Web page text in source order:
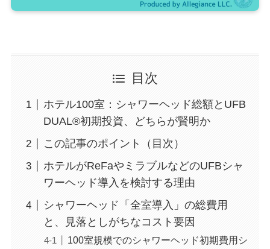
目次
ホテル100室：シャワーヘッド総額とUFB
DUAL®初期投資、どちらが賢明か
この記事のポイント（目次）
ホテルがReFaやミラブルなどのUFBシャ
ワーヘッド導入を検討する理由
シャワーヘッド「全室導入」の総費用
と、見落としがちなコスト要因
100室規模でのシャワーヘッド初期費用シ